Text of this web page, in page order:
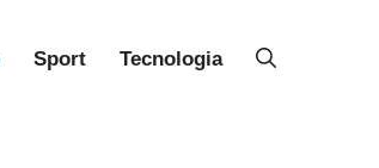
Sport Tecnologia